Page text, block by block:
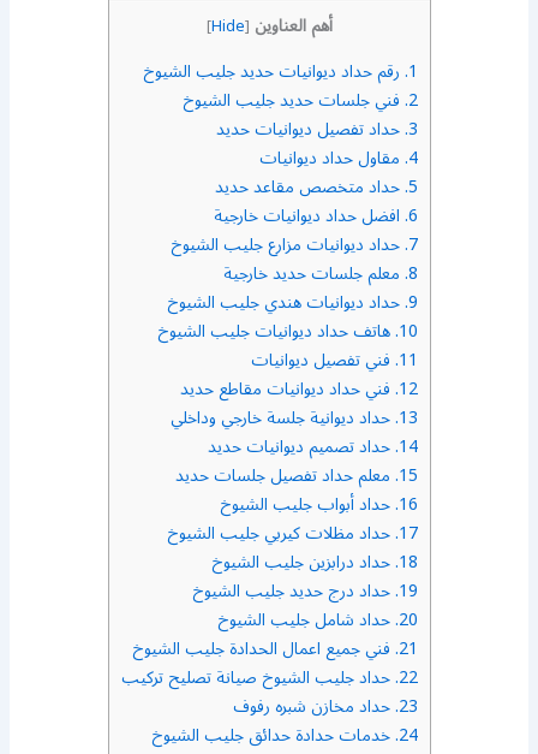
أهم العناوين [
Hide
]
1. رقم حداد ديوانيات حديد جليب الشيوخ
2. فني جلسات حديد جليب الشيوخ
3. حداد تفصيل ديوانيات حديد
4. مقاول حداد ديوانيات
5. حداد متخصص مقاعد حديد
6. افضل حداد ديوانيات خارجية
7. حداد ديوانيات مزارع جليب الشيوخ
8. معلم جلسات حديد خارجية
9. حداد ديوانيات هندي جليب الشيوخ
10. هاتف حداد ديوانيات جليب الشيوخ
11. فني تفصيل ديوانيات
12. فني حداد ديوانيات مقاطع حديد
13. حداد ديوانية جلسة خارجي وداخلي
14. حداد تصميم ديوانيات حديد
15. معلم حداد تفصيل جلسات حديد
16. حداد أبواب جليب الشيوخ
17. حداد مظلات كيربي جليب الشيوخ
18. حداد درابزين جليب الشيوخ
19. حداد درج حديد جليب الشيوخ
20. حداد شامل جليب الشيوخ
21. فني جميع اعمال الحدادة جليب الشيوخ
22. حداد جليب الشيوخ صيانة تصليح تركيب
23. حداد مخازن شبره رفوف
24. خدمات حدادة حدائق جليب الشيوخ